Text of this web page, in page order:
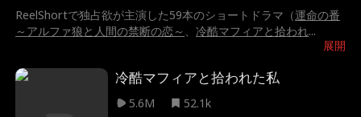
展開
ReelShortで独占欲が主演した59本のショートドラマ（運命の番
～アルファ狼と人間の禁断の恋～ 、冷酷マフィアと拾われ...
冷酷マフィアと拾われた私
5.6M
52.1k